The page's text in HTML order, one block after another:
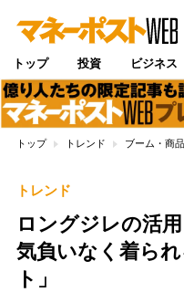
トップ 投資 ビジネス
トップ トレンド ブーム・商品
トレンド
ロングジレの活
気負いなく着ら
ト」